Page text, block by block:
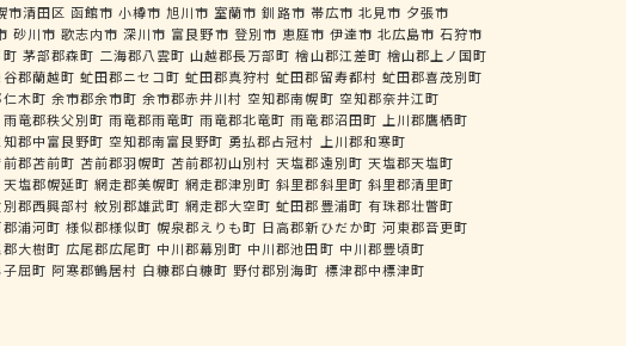
市清田区 函館市 小樽市 旭川市 室蘭市 釧路市 帯広市 北見市 夕張市
砂川市 歌志内市 深川市 富良野市 登別市 恵庭市 伊達市 北広島市 石狩市
茅部郡森町 二海郡八雲町 山越郡長万部町 檜山郡江差町 檜山郡上ノ国町
郡蘭越町 虻田郡ニセコ町 虻田郡真狩村 虻田郡留寿都村 虻田郡喜茂別町
木町 余市郡余市町 余市郡赤井川村 空知郡南幌町 空知郡奈井江町
雨竜郡秩父別町 雨竜郡雨竜町 雨竜郡北竜町 雨竜郡沼田町 上川郡鷹栖町
知郡中富良野町 空知郡南富良野町 勇払郡占冠村
上川郡和寒町
郡苫前町 苫前郡羽幌町 苫前郡初山別村 天塩郡遠別町 天塩郡天塩町
天塩郡幌延町 網走郡美幌町 網走郡津別町 斜里郡斜里町 斜里郡清里町
郡西興部村 紋別郡雄武町 網走郡大空町 虻田郡豊浦町 有珠郡壮瞥町
浦河町 様似郡様似町 幌泉郡えりも町 日高郡新ひだか町 河東郡音更町
大樹町 広尾郡広尾町 中川郡幕別町 中川郡池田町 中川郡豊頃町
屈町 阿寒郡鶴居村 白糠郡白糠町 野付郡別海町 標津郡中標津町